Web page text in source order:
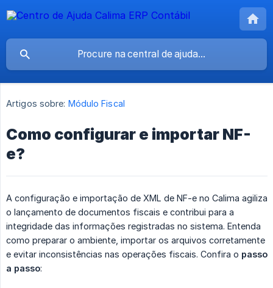
Artigos sobre: Módulo Fiscal
Como configurar e importar NF-
e?
A configuração e importação de XML de NF-e no Calima agiliza
o lançamento de documentos fiscais e contribui para a
integridade das informações registradas no sistema. Entenda
como preparar o ambiente, importar os arquivos corretamente
e evitar inconsistências nas operações fiscais. Confira o passo
a passo: